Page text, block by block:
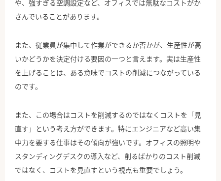
や、強すぎる空調設定など、オフィスでは無駄なコストがか
さんでいることがあります。
また、従業員が集中して作業ができるか否かが、生産性が高
いかどうかを決定付ける要因の一つと言えます。実は生産性
を上げることは、ある意味でコストの削減につながっている
のです。
また、この場合はコストを削減するのではなくコストを「見
直す」という考え方ができます。特にエンジニアなど高い集
中力を要する仕事はその傾向が強いです。オフィスの照明や
スタンディングデスクの導入など、削るばかりのコスト削減
ではなく、コストを見直すという視点も重要でしょう。